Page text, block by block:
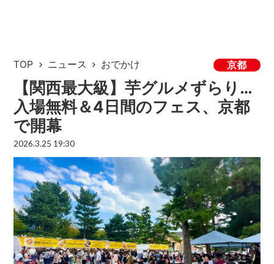
TOP ニュース おでかけ 京都
【関西最大級】芋グルメずらり…
入場無料＆4日間のフェス、京都
で開幕
2026.3.25 19:30